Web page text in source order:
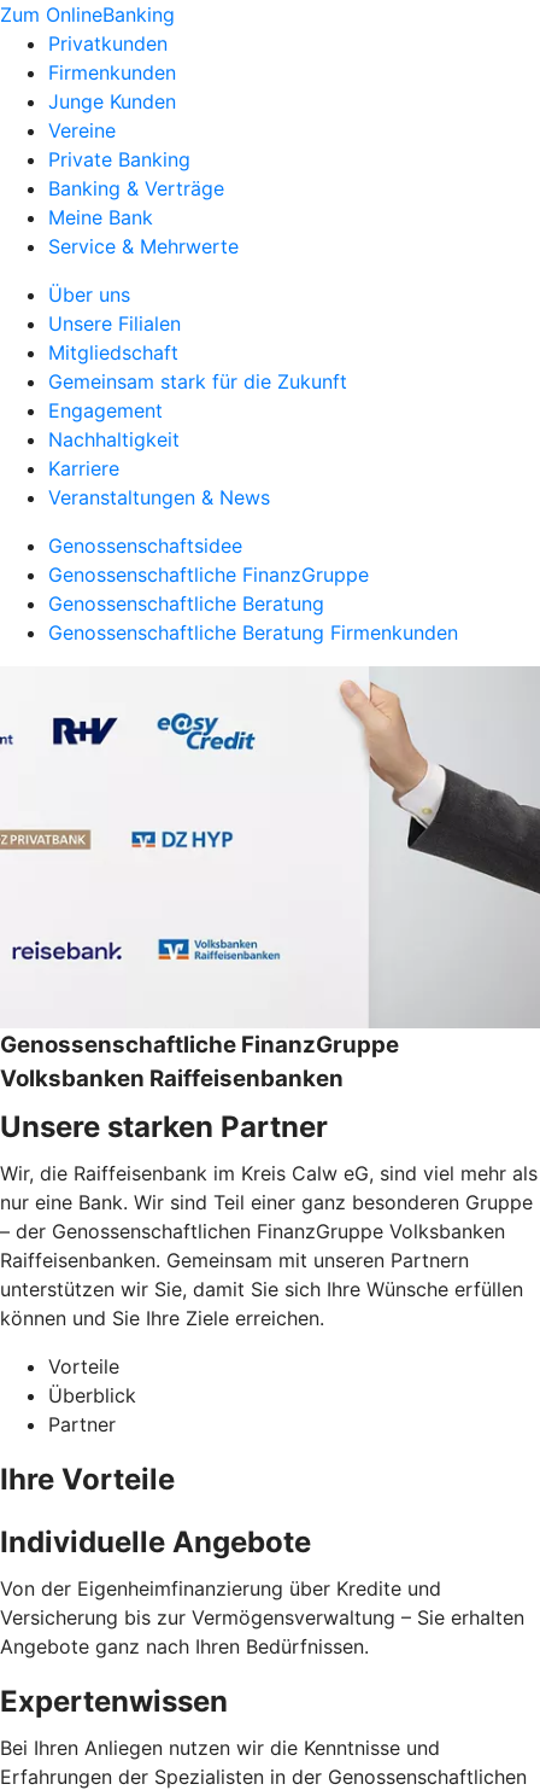
Zum OnlineBanking
Privatkunden
Firmenkunden
Junge Kunden
Vereine
Private Banking
Banking & Verträge
Meine Bank
Service & Mehrwerte
Über uns
Unsere Filialen
Mitgliedschaft
Gemeinsam stark für die Zukunft
Engagement
Nachhaltigkeit
Karriere
Veranstaltungen & News
Genossenschaftsidee
Genossenschaftliche FinanzGruppe
Genossenschaftliche Beratung
Genossenschaftliche Beratung Firmenkunden
Genossenschaftliche FinanzGruppe
Volksbanken Raiffeisenbanken
Unsere starken Partner
Wir, die Raiffeisenbank im Kreis Calw eG, sind viel mehr als
nur eine Bank. Wir sind Teil einer ganz besonderen Gruppe
– der Genossenschaftlichen FinanzGruppe Volksbanken
Raiffeisenbanken. Gemeinsam mit unseren Partnern
unterstützen wir Sie, damit Sie sich Ihre Wünsche erfüllen
können und Sie Ihre Ziele erreichen.
Vorteile
Überblick
Partner
Ihre Vorteile
Individuelle Angebote
Von der Eigenheimfinanzierung über Kredite und
Versicherung bis zur Vermögensverwaltung – Sie erhalten
Angebote ganz nach Ihren Bedürfnissen.
Expertenwissen
Bei Ihren Anliegen nutzen wir die Kenntnisse und
Erfahrungen der Spezialisten in der Genossenschaftlichen